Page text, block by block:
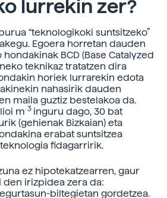
lurrekin zer?
“teknologikoki suntsitzeko”
Egoera horretan dauden
BCD (Base Catalyzed
teknikaz tratatzen dira
horiek lurrarekin edota
nahasirik dauden
maila guztiz bestelakoa da.
m 3 inguru dago, 30 bat
(gehienak Bizkaian) eta
erabat suntsitzea
fidagarririk.
ez hipotekatzearren, gaur
den irizpidea zera da:
biltegietan gordetzea.